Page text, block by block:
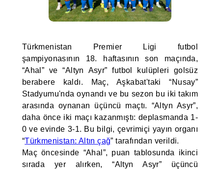
Türkmenistan Premier Ligi futbol
şampiyonasının 18. haftasının son maçında,
“Ahal” ve “Altyn Asyr” futbol kulüpleri golsüz
berabere kaldı. Maç, Aşkabat'taki “Nusay”
Stadyumu'nda oynandı ve bu sezon bu iki takım
arasında oynanan üçüncü maçtı. “Altyn Asyr”,
daha önce iki maçı kazanmıştı: deplasmanda 1-
0 ve evinde 3-1. Bu bilgi, çevrimiçi yayın organı
“Türkmenistan: Altın çağ” tarafından verildi.
Maç öncesinde “Ahal”, puan tablosunda ikinci
sırada yer alırken, “Altyn Asyr” üçüncü